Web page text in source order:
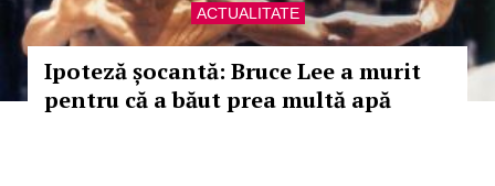
ACTUALITATE
Ipoteză șocantă: Bruce Lee a murit
pentru că a băut prea multă apă